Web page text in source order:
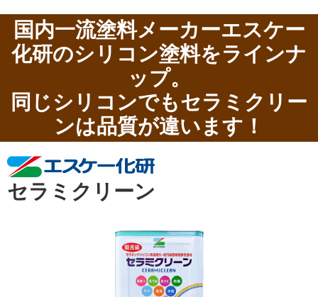
国内一流塗料メーカーエスケー
化研のシリコン塗料をラインナ
ップ。
同じシリコンでもセラミクリー
ンは品質が違います！
セラミクリーン